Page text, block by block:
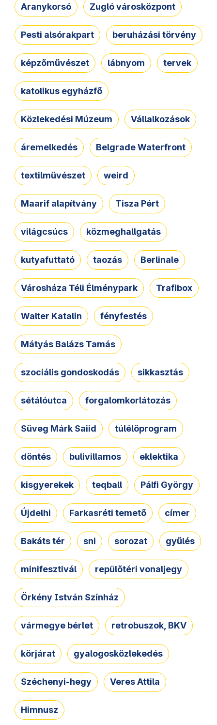
Aranykorsó Zugló városközpont
Pesti alsórakpart beruházási törvény
képzőművészet lábnyom tervek
katolikus egyházfő
Közlekedési Múzeum Vállalkozások
áremelkedés Belgrade Waterfront
textilművészet weird
Maarif alapítvány Tisza Pért
világcsúcs közmeghallgatás
kutyafuttató taozás Berlinale
Városháza Téli Élménypark Trafibox
Walter Katalin fényfestés
Mátyás Balázs Tamás
szociális gondoskodás sikkasztás
sétálóutca forgalomkorlátozás
Süveg Márk Saiid túlélőprogram
döntés bulivillamos eklektika
kisgyerekek teqball Pálfi György
Újdelhi Farkasréti temető címer
Bakáts tér sni sorozat gyűlés
minifesztivál repülőtéri vonaljegy
Örkény István Színház
vármegye bérlet retrobuszok, BKV
körjárat gyalogosközlekedés
Széchenyi-hegy Veres Attila
Himnusz